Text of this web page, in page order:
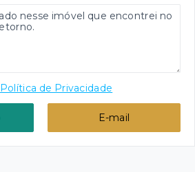
Política de Privacidade
E-mail